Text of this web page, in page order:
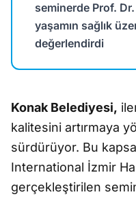
seminerde Prof.
yaşamın sağlık
değerlendirdi
Konak Belediyesi,
kalitesini artırmaya
sürdürüyor. Bu
International İzmir
gerçekleştirilen